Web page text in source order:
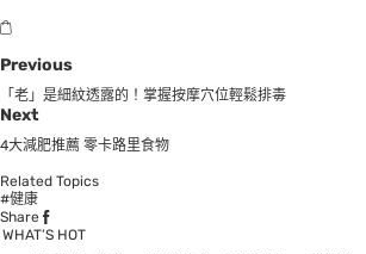
Previous
「老」是細紋透露的！掌握按摩穴位輕鬆排毒
Next
4大減肥推薦 零卡路里食物
Related Topics
#健康
Share
WHAT’S HOT